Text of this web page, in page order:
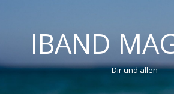
IBAND
Dir und allen